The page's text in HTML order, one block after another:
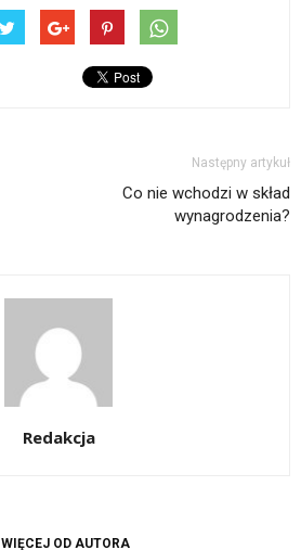
Następny artykuł
Co nie wchodzi w skład
wynagrodzenia?
Redakcja
WIĘCEJ OD AUTORA